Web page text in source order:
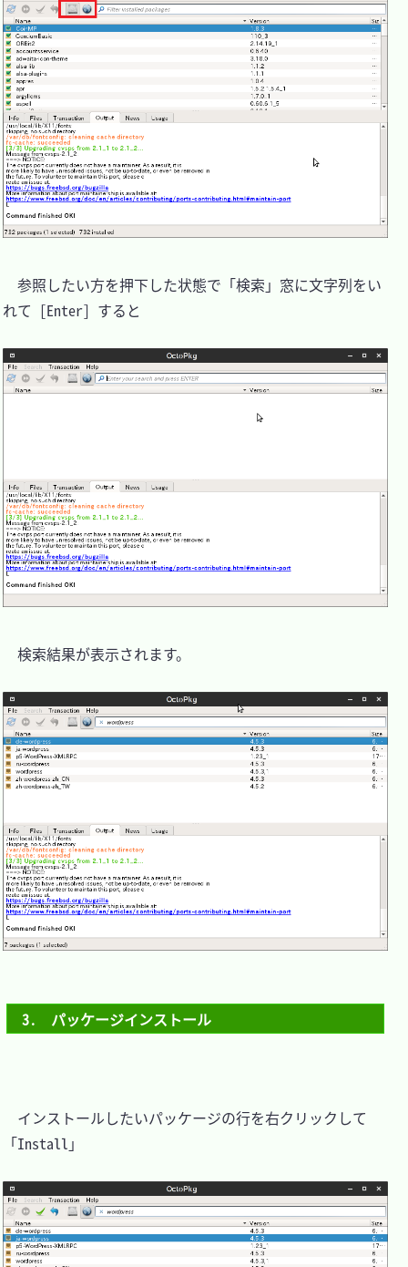
参照したい方を押下した状態で「検索」窓に文字列をい
れて [Enter] すると
検索結果が表示されます。
3.　パッケージインストール
インストールしたいパッケージの行を右クリックして
「Install」